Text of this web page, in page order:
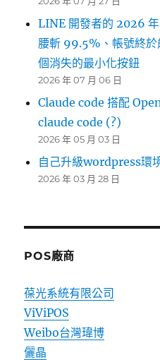
LINE 開發者的 2026
腰斬 99.5%、帳號終於
個消失的最小化按鈕
2026 年 07 月 06 日
Claude code 搭配
claude code (?)
2026 年 05 月 03 日
自己升級wordpress環
2026 年 03 月 28 日
POS廠商
葆光系統有限公司
ViViPOS
Weibo台灣瑋博
儷晶